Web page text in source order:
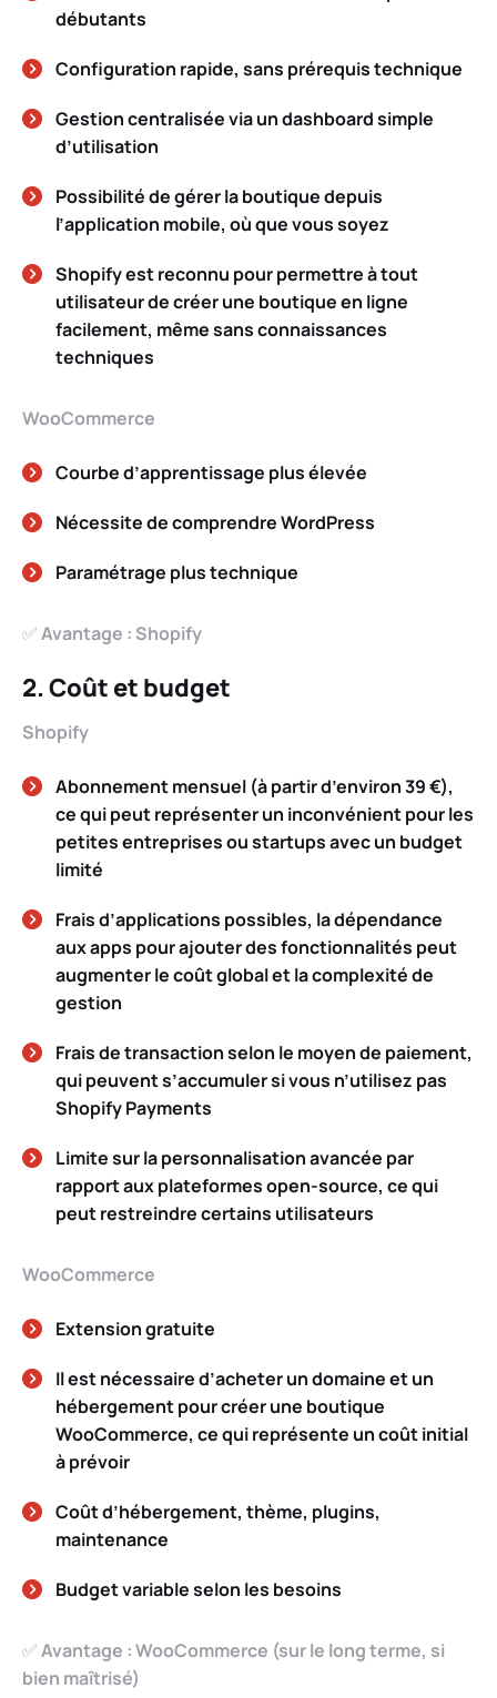
débutants
Configuration rapide, sans prérequis technique
Gestion centralisée via un dashboard simple
d’utilisation
Possibilité de gérer la boutique depuis
l’application mobile, où que vous soyez
Shopify est reconnu pour permettre à tout
utilisateur de créer une boutique en ligne
facilement, même sans connaissances
techniques
WooCommerce
Courbe d’apprentissage plus élevée
Nécessite de comprendre WordPress
Paramétrage plus technique
✅Avantage : Shopify
2. Coût et budget
Shopify
Abonnement mensuel (à partir d’environ 39 €),
ce qui peut représenter un inconvénient pour les
petites entreprises ou startups avec un budget
limité
Frais d’applications possibles, la dépendance
aux apps pour ajouter des fonctionnalités peut
augmenter le coût global et la complexité de
gestion
Frais de transaction selon le moyen de paiement,
qui peuvent s’accumuler si vous n’utilisez pas
Shopify Payments
Limite sur la personnalisation avancée par
rapport aux plateformes open-source, ce qui
peut restreindre certains utilisateurs
WooCommerce
Extension gratuite
Il est nécessaire d’acheter un domaine et un
hébergement pour créer une boutique
WooCommerce, ce qui représente un coût initial
à prévoir
Coût d’hébergement, thème, plugins,
maintenance
Budget variable selon les besoins
✅Avantage : WooCommerce (sur le long terme, si
bien maîtrisé)